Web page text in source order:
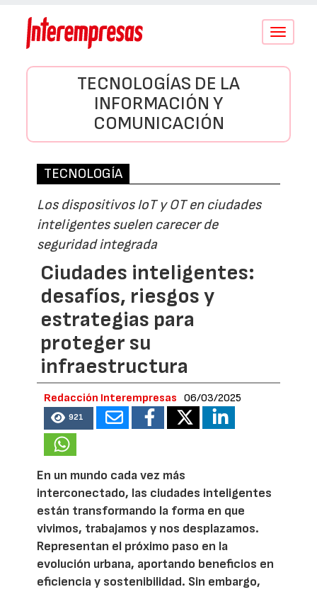
Conmutar
TECNOLOGÍAS DE LA
INFORMACIÓN Y
COMUNICACIÓN
TECNOLOGÍA
Los dispositivos IoT y OT en ciudades
inteligentes suelen carecer de
seguridad integrada
Ciudades inteligentes:
desafíos, riesgos y
estrategias para
proteger su
infraestructura
Redacción Interempresas 06/03/2025
921
En un mundo cada vez más
interconectado, las ciudades inteligentes
están transformando la forma en que
vivimos, trabajamos y nos desplazamos.
Representan el próximo paso en la
evolución urbana, aportando beneficios en
eficiencia y sostenibilidad. Sin embargo,